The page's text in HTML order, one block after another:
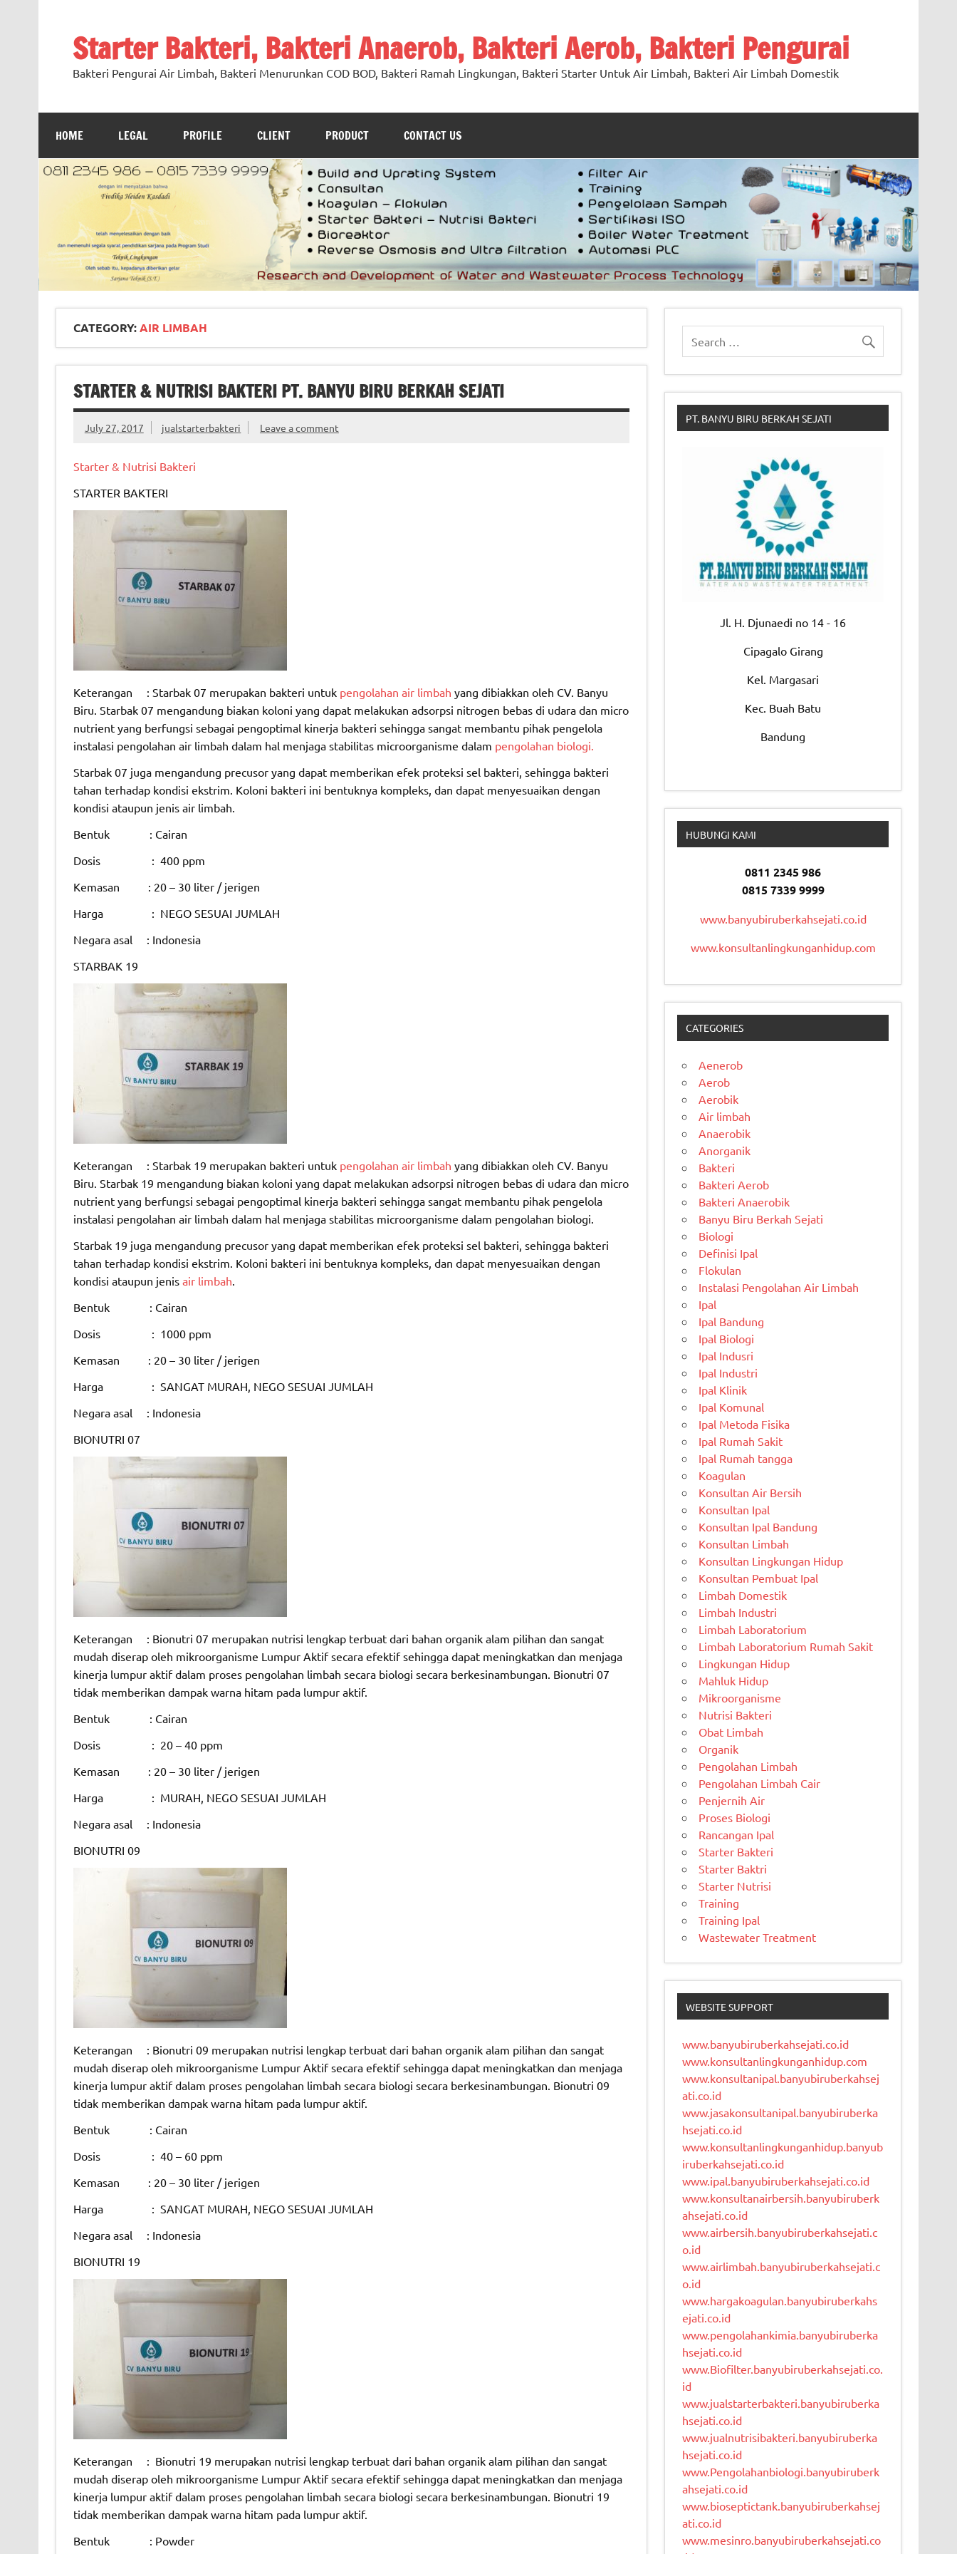
Starter Bakteri, Bakteri Anaerob, Bakteri Aerob, Bakteri Pengurai
Bakteri Pengurai Air Limbah, Bakteri Menurunkan COD BOD, Bakteri Ramah Lingkungan, Bakteri Starter Untuk Air Limbah, Bakteri Air Limbah Domestik
HOME LEGAL PROFILE CLIENT PRODUCT CONTACT US
CATEGORY:AIR LIMBAH
STARTER & NUTRISI BAKTERI PT. BANYU BIRU BERKAH SEJATI
July 27, 2017 jualstarterbakteri Leave a comment
Starter & Nutrisi Bakteri
STARTER BAKTERI
Keterangan : Starbak 07 merupakan bakteri untuk pengolahan air limbah yang dibiakkan oleh CV. Banyu
Biru. Starbak 07 mengandung biakan koloni yang dapat melakukan adsorpsi nitrogen bebas di udara dan micro
nutrient yang berfungsi sebagai pengoptimal kinerja bakteri sehingga sangat membantu pihak pengelola
instalasi pengolahan air limbah dalam hal menjaga stabilitas microorganisme dalam pengolahan biologi.
Starbak 07 juga mengandung precusor yang dapat memberikan efek proteksi sel bakteri, sehingga bakteri
tahan terhadap kondisi ekstrim. Koloni bakteri ini bentuknya kompleks, dan dapat menyesuaikan dengan
kondisi ataupun jenis air limbah.
Bentuk : Cairan
Dosis : 400 ppm
Kemasan : 20 – 30 liter / jerigen
Harga : NEGO SESUAI JUMLAH
Negara asal : Indonesia
STARBAK 19
Keterangan : Starbak 19 merupakan bakteri untuk pengolahan air limbah yang dibiakkan oleh CV. Banyu
Biru. Starbak 19 mengandung biakan koloni yang dapat melakukan adsorpsi nitrogen bebas di udara dan micro
nutrient yang berfungsi sebagai pengoptimal kinerja bakteri sehingga sangat membantu pihak pengelola
instalasi pengolahan air limbah dalam hal menjaga stabilitas microorganisme dalam pengolahan biologi.
Starbak 19 juga mengandung precusor yang dapat memberikan efek proteksi sel bakteri, sehingga bakteri
tahan terhadap kondisi ekstrim. Koloni bakteri ini bentuknya kompleks, dan dapat menyesuaikan dengan
kondisi ataupun jenisair limbah
Bentuk : Cairan
Dosis : 1000 ppm
Kemasan : 20 – 30 liter / jerigen
Harga : SANGAT MURAH, NEGO SESUAI JUMLAH
Negara asal : Indonesia
BIONUTRI 07
Keterangan : Bionutri 07 merupakan nutrisi lengkap terbuat dari bahan organik alam pilihan dan sangat
mudah diserap oleh mikroorganisme Lumpur Aktif secara efektif sehingga dapat meningkatkan dan menjaga
kinerja lumpur aktif dalam proses pengolahan limbah secara biologi secara berkesinambungan. Bionutri 07
tidak memberikan dampak warna hitam pada lumpur aktif.
Bentuk : Cairan
Dosis : 20 – 40 ppm
Kemasan : 20 – 30 liter / jerigen
Harga : MURAH, NEGO SESUAI JUMLAH
Negara asal : Indonesia
BIONUTRI 09
Keterangan : Bionutri 09 merupakan nutrisi lengkap terbuat dari bahan organik alam pilihan dan sangat
mudah diserap oleh mikroorganisme Lumpur Aktif secara efektif sehingga dapat meningkatkan dan menjaga
kinerja lumpur aktif dalam proses pengolahan limbah secara biologi secara berkesinambungan. Bionutri 09
tidak memberikan dampak warna hitam pada lumpur aktif.
Bentuk : Cairan
Dosis : 40 – 60 ppm
Kemasan : 20 – 30 liter / jerigen
Harga : SANGAT MURAH, NEGO SESUAI JUMLAH
Negara asal : Indonesia
BIONUTRI 19
Keterangan : Bionutri 19 merupakan nutrisi lengkap terbuat dari bahan organik alam pilihan dan sangat
mudah diserap oleh mikroorganisme Lumpur Aktif secara efektif sehingga dapat meningkatkan dan menjaga
kinerja lumpur aktif dalam proses pengolahan limbah secara biologi secara berkesinambungan. Bionutri 19
tidak memberikan dampak warna hitam pada lumpur aktif.
Bentuk : Powder
PT. BANYU BIRU BERKAH SEJATI
Jl. H. Djunaedi no 14 - 16
Cipagalo Girang
Kel. Margasari
Kec. Buah Batu
Bandung
HUBUNGI KAMI
0811 2345 986
0815 7339 9999
www.banyubiruberkahsejati.co.id
www.konsultanlingkunganhidup.com
CATEGORIES
Aenerob
Aerob
Aerobik
Air limbah
Anaerobik
Anorganik
Bakteri
Bakteri Aerob
Bakteri Anaerobik
Banyu Biru Berkah Sejati
Biologi
Definisi Ipal
Flokulan
Instalasi Pengolahan Air Limbah
Ipal
Ipal Bandung
Ipal Biologi
Ipal Indusri
Ipal Industri
Ipal Klinik
Ipal Komunal
Ipal Metoda Fisika
Ipal Rumah Sakit
Ipal Rumah tangga
Koagulan
Konsultan Air Bersih
Konsultan Ipal
Konsultan Ipal Bandung
Konsultan Limbah
Konsultan Lingkungan Hidup
Konsultan Pembuat Ipal
Limbah Domestik
Limbah Industri
Limbah Laboratorium
Limbah Laboratorium Rumah Sakit
Lingkungan Hidup
Mahluk Hidup
Mikroorganisme
Nutrisi Bakteri
Obat Limbah
Organik
Pengolahan Limbah
Pengolahan Limbah Cair
Penjernih Air
Proses Biologi
Rancangan Ipal
Starter Bakteri
Starter Baktri
Starter Nutrisi
Training
Training Ipal
Wastewater Treatment
WEBSITE SUPPORT
www.banyubiruberkahsejati.co.id
www.konsultanlingkunganhidup.com
www.konsultanipal.banyubiruberkahsej
ati.co.id
www.jasakonsultanipal.banyubiruberka
hsejati.co.id
www.konsultanlingkunganhidup.banyub
iruberkahsejati.co.id
www.ipal.banyubiruberkahsejati.co.id
www.konsultanairbersih.banyubiruberk
ahsejati.co.id
www.airbersih.banyubiruberkahsejati.c
o.id
www.airlimbah.banyubiruberkahsejati.c
o.id
www.hargakoagulan.banyubiruberkahs
ejati.co.id
www.pengolahankimia.banyubiruberka
hsejati.co.id
www.Biofilter.banyubiruberkahsejati.co.
id
www.jualstarterbakteri.banyubiruberka
hsejati.co.id
www.jualnutrisibakteri.banyubiruberka
hsejati.co.id
www.Pengolahanbiologi.banyubiruberk
ahsejati.co.id
www.bioseptictank.banyubiruberkahsej
ati.co.id
www.mesinro.banyubiruberkahsejati.co